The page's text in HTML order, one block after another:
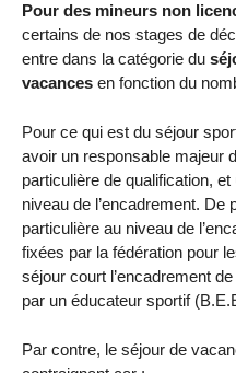
Pour des mineurs non
certains de nos stages de
entre dans la catégorie du
vacances en fonction du
Pour ce qui est du séjour
avoir un responsable majeur
particulière de qualification,
niveau de l’encadrement. De
particulière au niveau de
fixées par la fédération pour
séjour court l’encadrement
par un éducateur sportif
Par contre, le séjour de